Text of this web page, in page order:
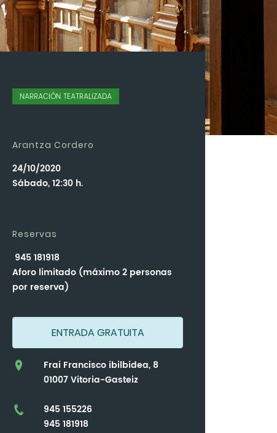
NARRACIÓN TEATRALIZADA
Arantza Cordero
24/10/2020
Sábado, 12:30 h.
Reservas
945 181918
Aforo limitado (máximo 2 personas
por reserva)
ENTRADA GRATUITA
Frai Francisco ibilbidea, 8
01007 Vitoria-Gasteiz
945 155226
945 181918